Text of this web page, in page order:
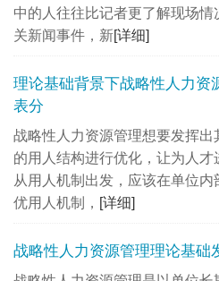
中的人往往比记者更了解现场
关新闻事件，新[详细]
理论基础背景下战略性人力资
表分
战略性人力资源管理​想要发挥
的用人结构进行优化，让为人才
从用人机制出发，应该在单位
优用人机制， [详细]
战略性人力资源管理理论基础